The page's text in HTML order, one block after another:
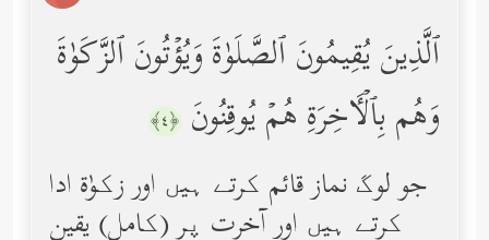
ٱلَّذِینَ یُقِیمُونَ ٱلصَّلَوٰةَ وَیُؤۡتُونَ ٱلزَّكَوٰةَ
وَهُم بِٱلۡـَٔاخِرَةِ هُمۡ یُوقِنُونَ ﴿٤﴾
جو لوگ نماز قائم کرتے ہیں اور زکوٰة ادا
کرتے ہیں اور آخرت پر (کامل) یقین